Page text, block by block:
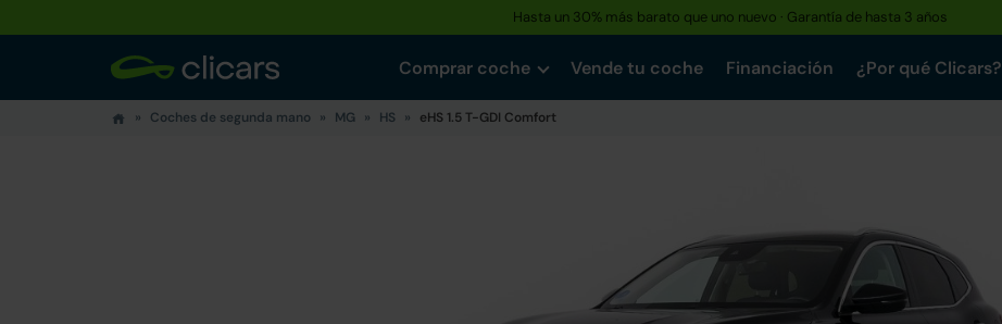
Hasta un 30% más barato que uno nuevo · Garantía de hasta 3 años
Comprar coche Vende tu coche Financiación ¿Por qué Clicars?
Coches de segunda mano MG HS eHS 1.5 T-GDI Comfort